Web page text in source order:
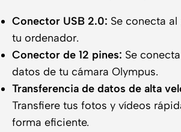
Conector USB 2.0: Se conecta
tu ordenador.
Conector de 12 pines: Se
datos de tu cámara Olympus.
Transferencia de datos de alta
Transfiere tus fotos y vídeos
forma eficiente.